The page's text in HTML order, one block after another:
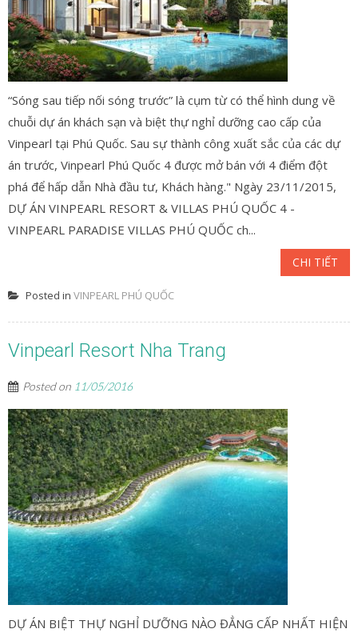
“Sóng sau tiếp nối sóng trước” là cụm từ có thể hình dung về
chuỗi dự án khách sạn và biệt thự nghỉ dưỡng cao cấp của
Vinpearl tại Phú Quốc. Sau sự thành công xuất sắc của các dự
án trước, Vinpearl Phú Quốc 4 được mở bán với 4 điểm đột
phá để hấp dẫn Nhà đầu tư, Khách hàng." Ngày 23/11/2015,
DỰ ÁN VINPEARL RESORT & VILLAS PHÚ QUỐC 4 -
VINPEARL PARADISE VILLAS PHÚ QUỐC ch...
CHI TIẾT
Posted in VINPEARL PHÚ QUỐC
Vinpearl Resort Nha Trang
Posted on 11/05/2016
DỰ ÁN BIỆT THỰ NGHỈ DƯỠNG NÀO ĐẲNG CẤP NHẤT HIỆN